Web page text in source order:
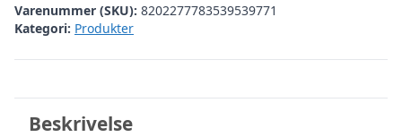
Varenummer (SKU): 8202277783539539771
Kategori: Produkter
Beskrivelse